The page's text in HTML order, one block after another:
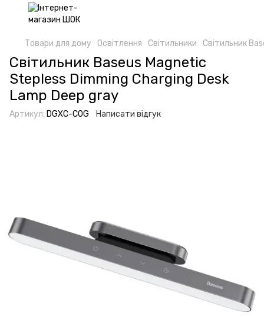
Товари для дому Освітлення Світильники Світильник
Світильник Baseus Magnetic
Stepless Dimming Charging Desk
Lamp Deep gray
Артикул: DGXC-C0G Написати відгук